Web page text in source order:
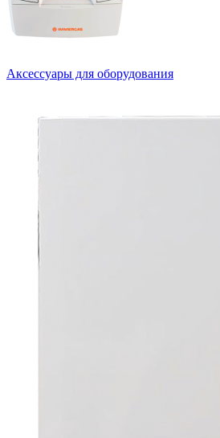
Аксессуары для оборудования